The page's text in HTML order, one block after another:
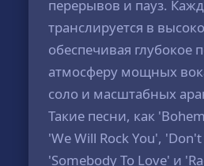
перерывов и пауз.
транслируется в
обеспечивая глубокое
атмосферу мощных
соло и масштабных
Такие песни, как
'We Will Rock You',
'Somebody To Love' и